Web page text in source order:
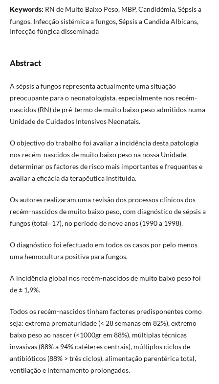
Keywords: RN de Muito Baixo Peso, MBP, Candidémia, Sépsis a
fungos, Infecção sistémica a fungos, Sépsis a Candida Albicans,
Infecção fúngica disseminada
Abstract
A sépsis a fungos representa actualmente uma situação
preocupante para o neonatologista, especialmente nos recém-
nascidos (RN) de pré-termo de muito baixo peso admitidos numa
Unidade de Cuidados Intensivos Neonatais.
O objectivo do trabalho foi avaliar a incidência desta patologia
nos recém-nascidos de muito baixo peso na nossa Unidade,
determinar os factores de risco mais importantes e frequentes e
avaliar a eficácia da terapêutica instituída.
Os autores realizaram uma revisão dos processos clínicos dos
recém-nascidos de muito baixo peso, com diagnóstico de sépsis a
fungos (total=17), no período de nove anos (1990 a 1998).
O diagnóstico foi efectuado em todos os casos por pelo menos
uma hemocultura positiva para fungos.
A incidência global nos recém-nascidos de muito baixo peso foi
de ± 1,9%.
Todos os recém-nascidos tinham factores predisponentes como
seja: extrema prematuridade (< 28 semanas em 82%), extremo
baixo peso ao nascer (<1000gr em 88%), múltiplas técnicas
invasivas (88% a 94% catéteres centrais), múltiplos ciclos de
antibióticos (88% > três ciclos), alimentação parentérica total,
ventilação e internamento prolongados.